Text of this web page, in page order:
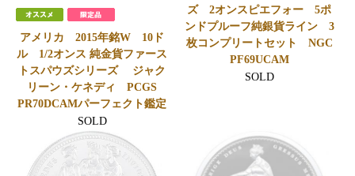
アメリカ 2015年銘W 10ド
ル 1/2オンス 純金貨ファース
トスパウズシリーズ ジャク
リーン・ケネディ PCGS
PR70DCAMパーフェクト鑑定
SOLD
ズ 2オンスピエフォー 5ポ
ンドプルーフ純銀貨ライン 3
枚コンプリートセット NGC
PF69UCAM
SOLD